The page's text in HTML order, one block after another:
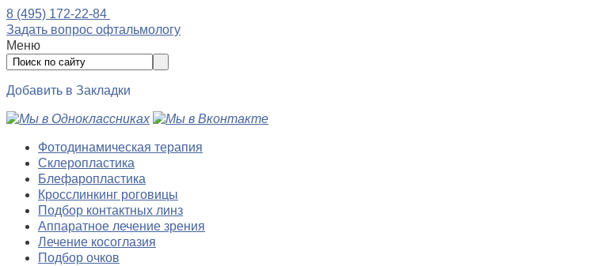
8 (495) 172-22-84
Задать вопрос офтальмологу
Меню
Добавить в Закладки
Фотодинамическая терапия
Склеропластика
Блефаропластика
Кросслинкинг роговицы
Подбор контактных линз
Аппаратное лечение зрения
Лечение косоглазия
Подбор очков